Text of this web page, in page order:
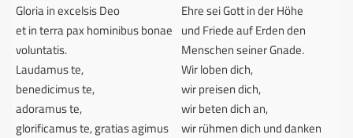
Gloria in excelsis Deo
et in terra pax hominibus bonae
voluntatis.
Laudamus te,
benedicimus te,
adoramus te,
glorificamus te, gratias agimus
Ehre sei Gott in der Höhe
und Friede auf Erden den
Menschen seiner Gnade.
Wir loben dich,
wir preisen dich,
wir beten dich an,
wir rühmen dich und danken